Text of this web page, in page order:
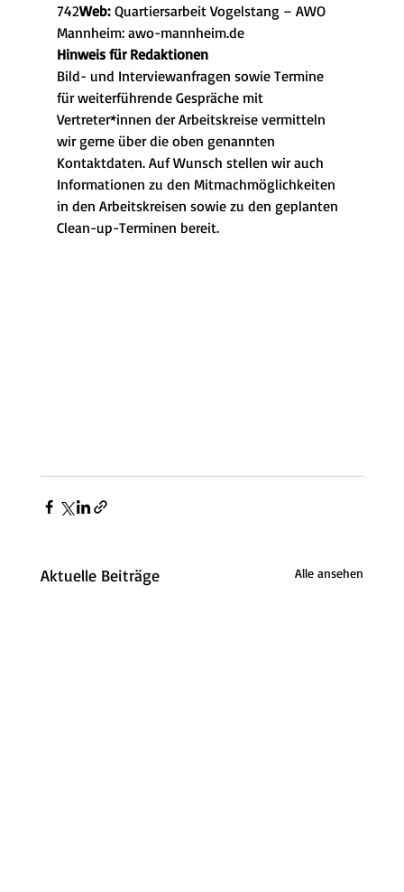
742Web: Quartiersarbeit Vogelstang – AWO
Mannheim: awo-mannheim.de
Hinweis für Redaktionen
Bild- und Interviewanfragen sowie Termine
für weiterführende Gespräche mit
Vertreter*innen der Arbeitskreise vermitteln
wir gerne über die oben genannten
Kontaktdaten. Auf Wunsch stellen wir auch
Informationen zu den Mitmachmöglichkeiten
in den Arbeitskreisen sowie zu den geplanten
Clean-up-Terminen bereit.
Aktuelle Beiträge Alle ansehen